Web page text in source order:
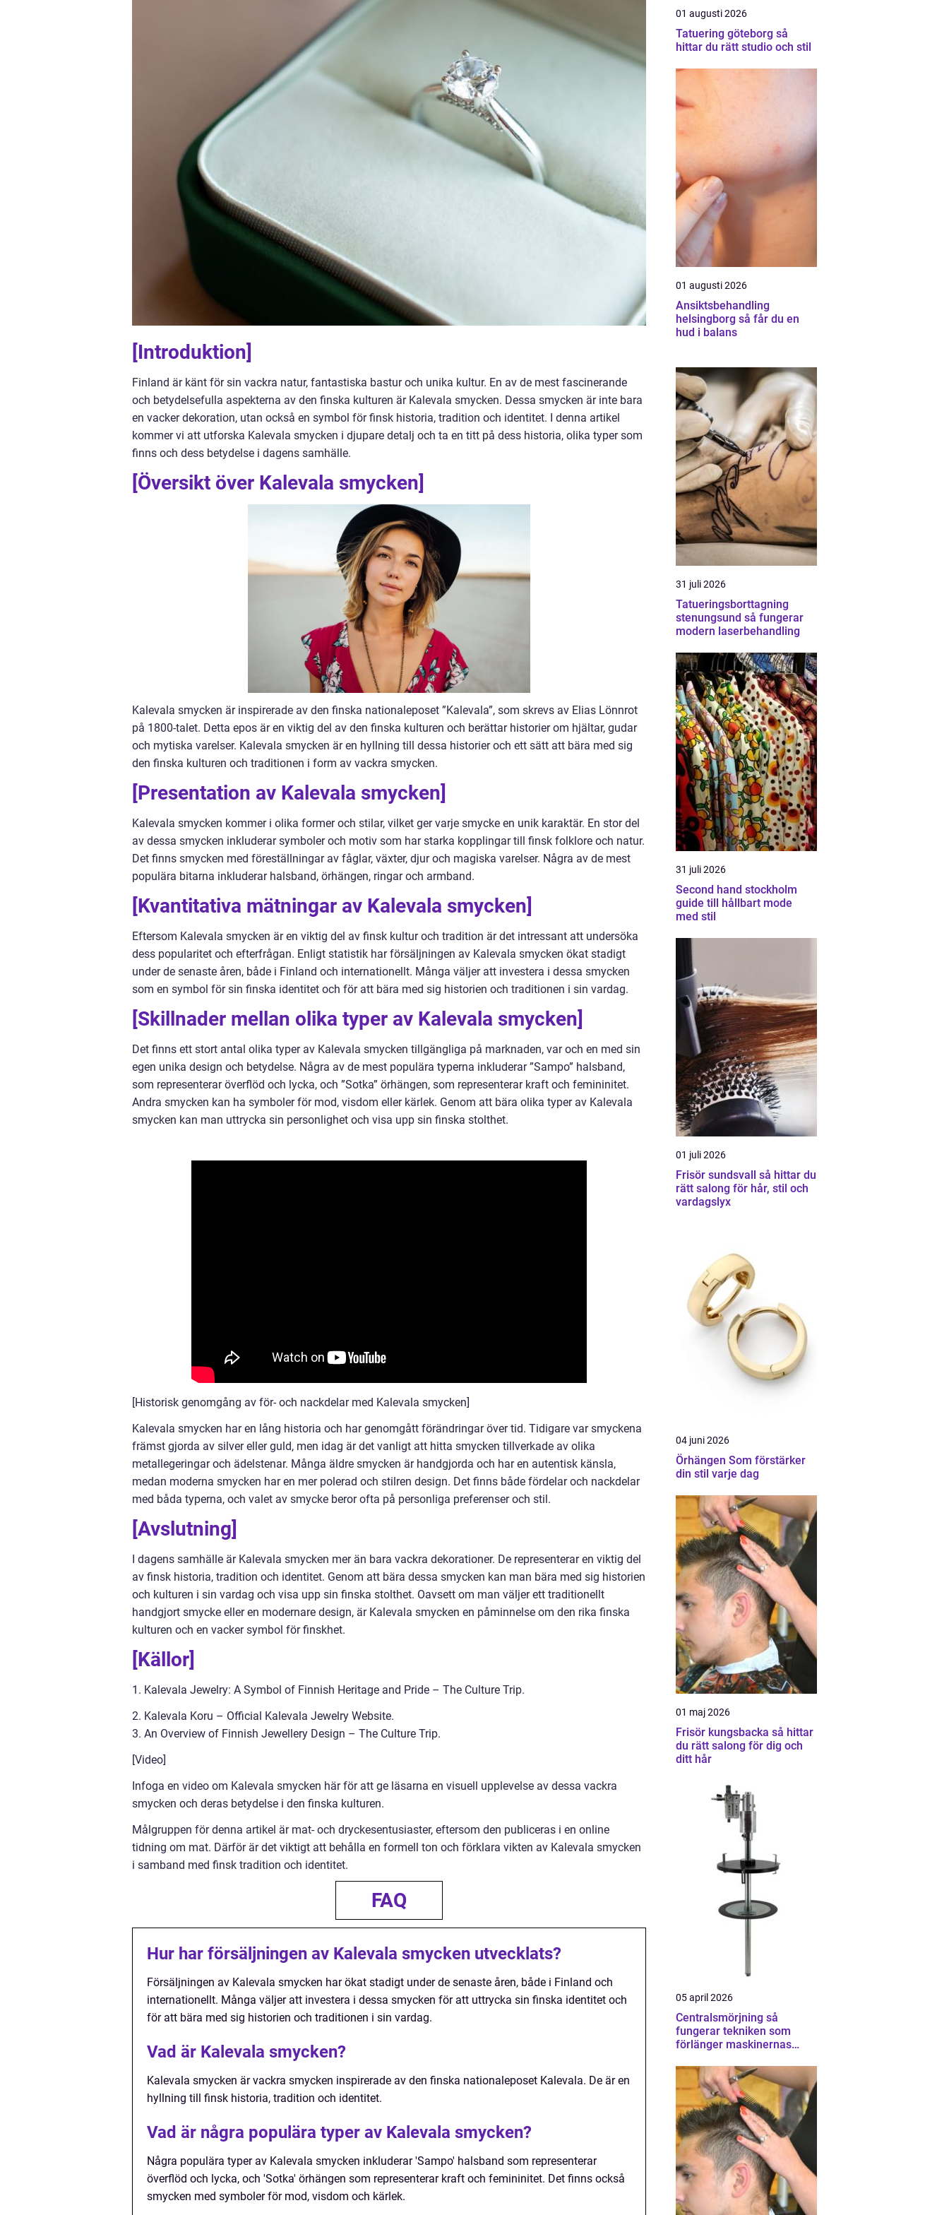
[Introduktion]
Finland är känt för sin vackra natur, fantastiska bastur och unika kultur. En av de mest fascinerande
och betydelsefulla aspekterna av den finska kulturen är Kalevala smycken. Dessa smycken är inte bara
en vacker dekoration, utan också en symbol för finsk historia, tradition och identitet. I denna artikel
kommer vi att utforska Kalevala smycken i djupare detalj och ta en titt på dess historia, olika typer som
finns och dess betydelse i dagens samhälle.
[Översikt över Kalevala smycken]
Kalevala smycken är inspirerade av den finska nationaleposet ”Kalevala”, som skrevs av Elias Lönnrot
på 1800-talet. Detta epos är en viktig del av den finska kulturen och berättar historier om hjältar, gudar
och mytiska varelser. Kalevala smycken är en hyllning till dessa historier och ett sätt att bära med sig
den finska kulturen och traditionen i form av vackra smycken.
[Presentation av Kalevala smycken]
Kalevala smycken kommer i olika former och stilar, vilket ger varje smycke en unik karaktär. En stor del
av dessa smycken inkluderar symboler och motiv som har starka kopplingar till finsk folklore och natur.
Det finns smycken med föreställningar av fåglar, växter, djur och magiska varelser. Några av de mest
populära bitarna inkluderar halsband, örhängen, ringar och armband.
[Kvantitativa mätningar av Kalevala smycken]
Eftersom Kalevala smycken är en viktig del av finsk kultur och tradition är det intressant att undersöka
dess popularitet och efterfrågan. Enligt statistik har försäljningen av Kalevala smycken ökat stadigt
under de senaste åren, både i Finland och internationellt. Många väljer att investera i dessa smycken
som en symbol för sin finska identitet och för att bära med sig historien och traditionen i sin vardag.
[Skillnader mellan olika typer av Kalevala smycken]
Det finns ett stort antal olika typer av Kalevala smycken tillgängliga på marknaden, var och en med sin
egen unika design och betydelse. Några av de mest populära typerna inkluderar ”Sampo” halsband,
som representerar överflöd och lycka, och ”Sotka” örhängen, som representerar kraft och femininitet.
Andra smycken kan ha symboler för mod, visdom eller kärlek. Genom att bära olika typer av Kalevala
smycken kan man uttrycka sin personlighet och visa upp sin finska stolthet.
[Historisk genomgång av för- och nackdelar med Kalevala smycken]
Kalevala smycken har en lång historia och har genomgått förändringar över tid. Tidigare var smyckena
främst gjorda av silver eller guld, men idag är det vanligt att hitta smycken tillverkade av olika
metallegeringar och ädelstenar. Många äldre smycken är handgjorda och har en autentisk känsla,
medan moderna smycken har en mer polerad och stilren design. Det finns både fördelar och nackdelar
med båda typerna, och valet av smycke beror ofta på personliga preferenser och stil.
[Avslutning]
I dagens samhälle är Kalevala smycken mer än bara vackra dekorationer. De representerar en viktig del
av finsk historia, tradition och identitet. Genom att bära dessa smycken kan man bära med sig historien
och kulturen i sin vardag och visa upp sin finska stolthet. Oavsett om man väljer ett traditionellt
handgjort smycke eller en modernare design, är Kalevala smycken en påminnelse om den rika finska
kulturen och en vacker symbol för finskhet.
[Källor]
1. Kalevala Jewelry: A Symbol of Finnish Heritage and Pride – The Culture Trip.
2. Kalevala Koru – Official Kalevala Jewelry Website.
3. An Overview of Finnish Jewellery Design – The Culture Trip.
[Video]
Infoga en video om Kalevala smycken här för att ge läsarna en visuell upplevelse av dessa vackra
smycken och deras betydelse i den finska kulturen.
Målgruppen för denna artikel är mat- och dryckesentusiaster, eftersom den publiceras i en online
tidning om mat. Därför är det viktigt att behålla en formell ton och förklara vikten av Kalevala smycken
i samband med finsk tradition och identitet.
FAQ
Hur har försäljningen av Kalevala smycken utvecklats?
Försäljningen av Kalevala smycken har ökat stadigt under de senaste åren, både i Finland och
internationellt. Många väljer att investera i dessa smycken för att uttrycka sin finska identitet och
för att bära med sig historien och traditionen i sin vardag.
Vad är Kalevala smycken?
Kalevala smycken är vackra smycken inspirerade av den finska nationaleposet Kalevala. De är en
hyllning till finsk historia, tradition och identitet.
Vad är några populära typer av Kalevala smycken?
Några populära typer av Kalevala smycken inkluderar 'Sampo' halsband som representerar
överflöd och lycka, och 'Sotka' örhängen som representerar kraft och femininitet. Det finns också
smycken med symboler för mod, visdom och kärlek.
01 augusti 2026
Tatuering göteborg så
hittar du rätt studio och stil
01 augusti 2026
Ansiktsbehandling
helsingborg så får du en
hud i balans
31 juli 2026
Tatueringsborttagning
stenungsund så fungerar
modern laserbehandling
31 juli 2026
Second hand stockholm
guide till hållbart mode
med stil
01 juli 2026
Frisör sundsvall så hittar du
rätt salong för hår, stil och
vardagslyx
04 juni 2026
Örhängen Som förstärker
din stil varje dag
01 maj 2026
Frisör kungsbacka så hittar
du rätt salong för dig och
ditt hår
05 april 2026
Centralsmörjning så
fungerar tekniken som
förlänger maskinernas